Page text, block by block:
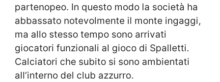
partenopeo. In questo modo la società ha
abbassato notevolmente il monte ingaggi,
ma allo stesso tempo sono arrivati
giocatori funzionali al gioco di Spalletti.
Calciatori che subito si sono ambientati
all’interno del club azzurro.